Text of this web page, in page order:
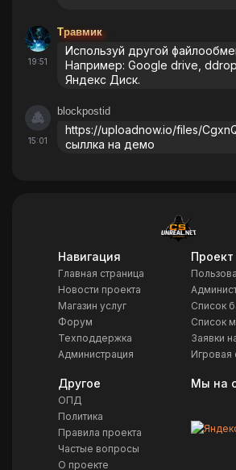
19:51
Травмик
Используй другой
Например: Google drive,
Яндекс Диск.
15:01
blockpostid
https://uploadnow.io/files/
сыллка на демо
Навигация
Главная страница
Новости проекта
Магазин услуг
Форум
Техподдержка
Администрация
Проект
Список
Список
Заявки
Игровая
Другое
ОПД
Политика
Правила проекта
Частые вопросы
О проекте
Мы на